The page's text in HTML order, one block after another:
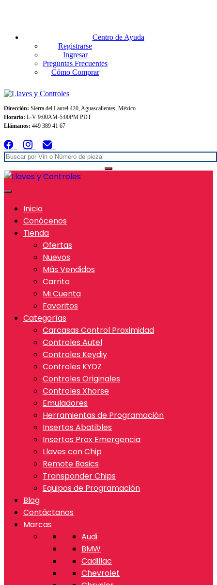
Centro de Ayuda
Registrarse
Ingresar
Preguntas Frecuentes
Cómo Comprar
Dirección: Sierra del Laurel 420, Aguascalientes, México
Horario: L-V 9:00AM-5:00PM PDT
Llámanos: 449 389 41 67
Inicio
Conócenos
Tienda
Ofertas
Nuevos
Más Vendidos
Carrito
Mi Cuenta
Favoritos
Categorías
Carcasas Control Proximidad
Controles Autel
Controles Keydiy
Controles KYDZ
Controles Originales
Controles Xhorse
Emuladores
Herramientas de Programación
Insertos Abatibles
Insertos Prox Emergencia
Llaves con Chip
Remote Basics
Transponder Chips
Equipos de Programación
Blog
Contáctanos
Marcas
Audi
BMW
Cadillac
Chevrolet